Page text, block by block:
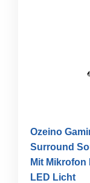
Ozeino
Surround
Mit Mikrofon
LED Licht